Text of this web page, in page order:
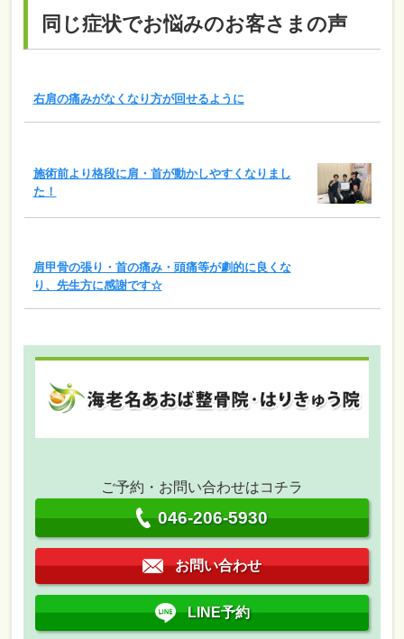
同じ症状でお悩みのお客さまの声
右肩の痛みがなくなり方が回せるように
施術前より格段に肩・首が動かしやすくなりまし
た！
肩甲骨の張り・首の痛み・頭痛等が劇的に良くな
り、先生方に感謝です☆
ご予約・お問い合わせはコチラ
046-206-5930
お問い合わせ
LINE予約